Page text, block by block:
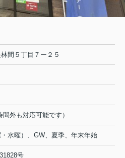
間５丁目７ー２５
外も対応可能です）
水曜）、GW、夏季、年末年始
号